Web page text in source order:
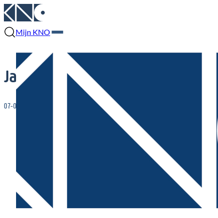
Mijn KNO
Jaarcongres NVKNO er kan nog
07-05-2026